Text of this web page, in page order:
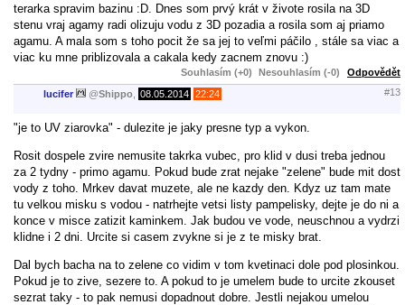
terarka spravim bazinu :D. Dnes som prvý krát v živote rosila na 3D
stenu vraj agamy radi olizuju vodu z 3D pozadia a rosila som aj priamo
agamu. A mala som s toho pocit že sa jej to veľmi páčilo , stále sa viac a
viac ku mne priblizovala a cakala kedy zacnem znovu :)
Souhlasím (+0) Nesouhlasím (-0) Odpovědět
lucifer @Shippo 08.05.2014 22:24 #13
"je to UV ziarovka" - dulezite je jaky presne typ a vykon.
Rosit dospele zvire nemusite takrka vubec, pro klid v dusi treba jednou
za 2 tydny - primo agamu. Pokud bude zrat nejake "zelene" bude mit dost
vody z toho. Mrkev davat muzete, ale ne kazdy den. Kdyz uz tam mate
tu velkou misku s vodou - natrhejte vetsi listy pampelisky, dejte je do ni a
konce v misce zatizit kaminkem. Jak budou ve vode, neuschnou a vydrzi
klidne i 2 dni. Urcite si casem zvykne si je z te misky brat.
Dal bych bacha na to zelene co vidim v tom kvetinaci dole pod plosinkou.
Pokud je to zive, sezere to. A pokud to je umelem bude to urcite zkouset
sezrat taky - to pak nemusi dopadnout dobre. Jestli nejakou umelou